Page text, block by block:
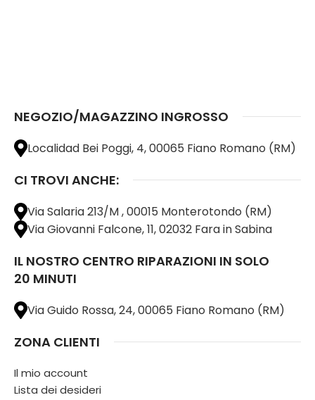
NEGOZIO/MAGAZZINO INGROSSO
Localidad Bei Poggi, 4, 00065 Fiano Romano (RM)
CI TROVI ANCHE:
Via Salaria 213/M , 00015 Monterotondo (RM)
Via Giovanni Falcone, 11, 02032 Fara in Sabina
IL NOSTRO CENTRO RIPARAZIONI IN SOLO
20 MINUTI
Via Guido Rossa, 24, 00065 Fiano Romano (RM)
ZONA CLIENTI
Il mio account
Lista dei desideri